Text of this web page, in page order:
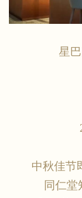
星
中秋佳节
同仁堂